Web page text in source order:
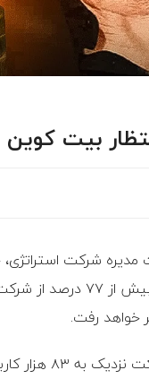
شرکت
رشد قیمت بیت‌ کوین را